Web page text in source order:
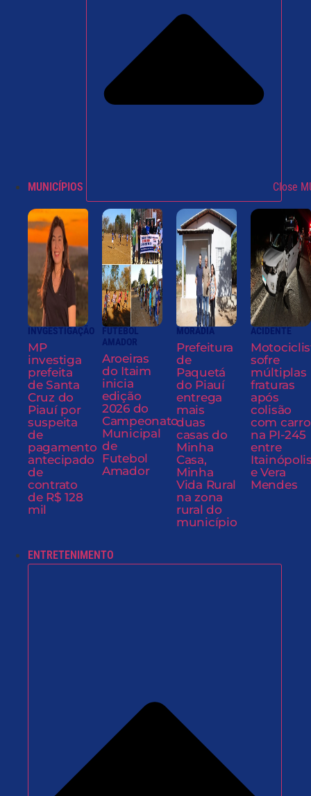
MUNICÍPIOS Close
INVGESTIGAÇÃO
MP
investiga
prefeita
de Santa
Cruz do
Piauí por
suspeita
de
pagamento
antecipado
de
contrato
de R$ 128
mil
FUTEBOL
AMADOR
Aroeiras
do Itaim
inicia
edição
2026 do
Campeonato
Municipal
de
Futebol
Amador
MORADIA
Prefeitura
de
Paquetá
do Piauí
entrega
mais
duas
casas do
Minha
Casa,
Minha
Vida Rural
na zona
rural do
município
ACIDENTE
sofre
múltiplas
fraturas
após
colisão
com carro
na PI-245
entre
e Vera
Mendes
ENTRETENIMENTO